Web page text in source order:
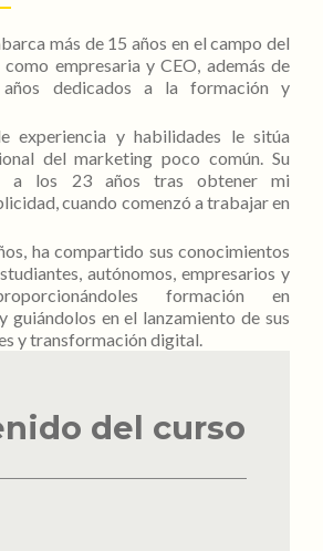
más de 15 años en el campo del
empresaria y CEO, además de
dedicados a la formación y
experiencia y habilidades le sitúa
del marketing poco común. Su
a los 23 años tras obtener mi
cuando comenzó a trabajar en
ha compartido sus conocimientos
autónomos, empresarios y
formación en
en el lanzamiento de sus
y transformación digital.
del curso